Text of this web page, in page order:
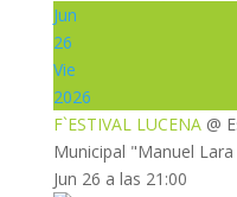
Jun
26
Vie
2026
F`ESTIVAL LUCENA @
Municipal "Manuel
Jun 26 a las 21:00